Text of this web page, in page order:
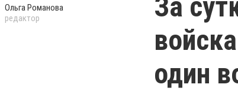
Ольга Романова
редактор
За
один